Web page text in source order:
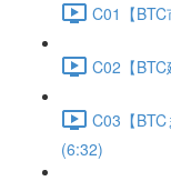
C01【
C02【
C03【
(6:32)